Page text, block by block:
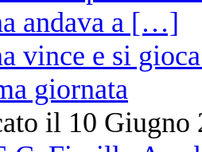
vince e si
giornata
il 10 Giugno